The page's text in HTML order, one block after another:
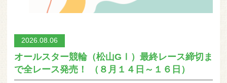
2026.08.06
オールスター競輪（松山GⅠ）最終レース締切ま
で全レース発売！ （８月１４日～１６日）